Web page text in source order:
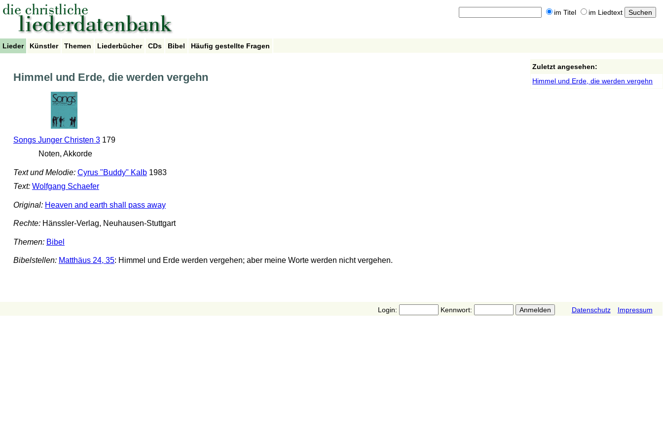
im Titel im Liedtext
Lieder Künstler Themen Liederbücher CDs Bibel Häufig gestellte Fragen
Himmel und Erde, die werden vergehn
Songs Junger Christen 3179
Noten, Akkorde
Text und Melodie: Cyrus "Buddy" Kalb1983
Text: Wolfgang Schaefer
Original: Heaven and earth shall pass away
Rechte:Hänssler-Verlag, Neuhausen-Stuttgart
Themen: Bibel
Bibelstellen: Matthäus 24, 35: Himmel und Erde werden vergehen; aber meine Worte werden nicht vergehen.
Zuletzt angesehen:
Himmel und Erde, die werden vergehn
Login: Kennwort: Datenschutz Impressum